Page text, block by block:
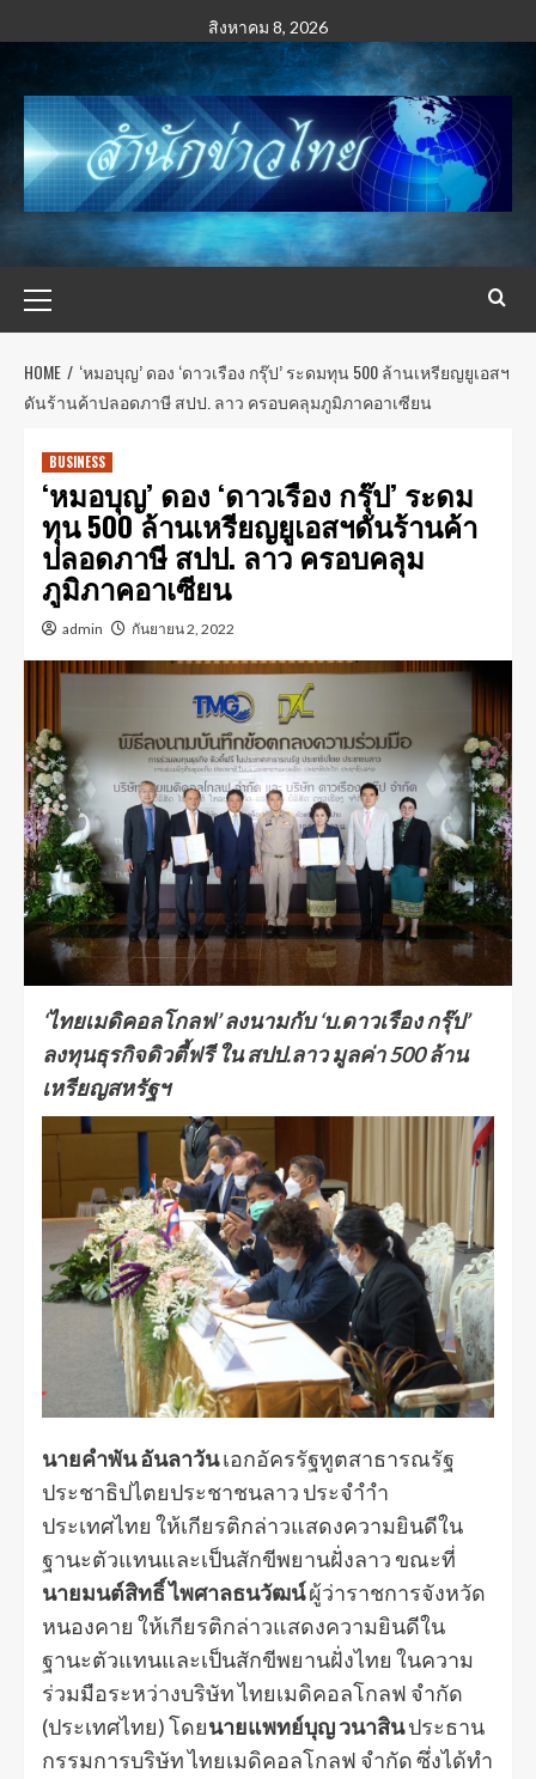
สิงหาคม 8, 2026
HOME
‘หมอบุญ’ ดอง ‘ดาวเรือง กรุ๊ป’ ระดมทุน 500 ล้านเหรียญยูเอสฯ
ดันร้านค้าปลอดภาษี สปป. ลาว ครอบคลุมภูมิภาคอาเซียน
BUSINESS​
‘หมอบุญ’ ดอง ‘ดาวเรือง กรุ๊ป’ ระดม
ทุน 500 ล้านเหรียญยูเอสฯดันร้านค้า
ปลอดภาษี สปป. ลาว ครอบคลุม
ภูมิภาคอาเซียน
admin กันยายน 2, 2022
‘ไทยเมดิคอลโกลฟ’ ลงนามกับ ‘บ.ดาวเรือง กรุ๊ป’
ลงทุนธุรกิจดิวตี้ฟรี ใน สปป.ลาว มูลค่า 500 ล้าน
เหรียญสหรัฐฯ
นายคำพัน อันลาวันเอกอัครรัฐทูตสาธารณรัฐ​
ประชาธิปไตยประชาชนลาว ประจำำำ
ประเทศไทย​ ให้เกียรติกล่าวแสดงความยินดีใน
ฐานะตัวแทนและเป็นสักขีพยานฝั่งลาว ขณะที่
นายมนต์สิทธิ์ ไพศาลธนวัฒน์ผู้ว่าราชการจังหวัด
หนองคาย ให้เกียรติกล่าวแสดงความยินดีใน
ฐานะตัวแทนและเป็นสักขีพยานฝั่งไทย ในความ
ร่วมมือระหว่างบริษัท ไทยเมดิคอลโกลฟ จำกัด
(ประเทศไทย) โดยนายแพทย์บุญ วนาสินประธาน
กรรมการบริษัท ไทยเมดิคอลโกลฟ จำกัด​ ซึ่งได้ทำ